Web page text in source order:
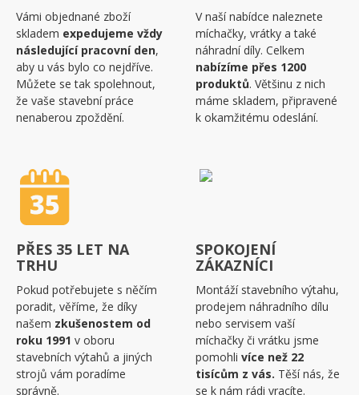
Vámi objednané zboží
skladem expedujeme vždy
následující pracovní den,
aby u vás bylo co nejdříve.
Můžete se tak spolehnout,
že vaše stavební práce
nenaberou zpoždění.
V naší nabídce naleznete
míchačky, vrátky a také
náhradní díly. Celkem
nabízíme přes 1200
produktů. Většinu z nich
máme skladem, připravené
k okamžitému odeslání.
PŘES 35 LET NA
TRHU
Pokud potřebujete s něčím
poradit, věříme, že díky
našem zkušenostem od
roku 1991 v oboru
stavebních výtahů a jiných
strojů vám poradíme
správně.
SPOKOJENÍ
ZÁKAZNÍCI
Montáží stavebního výtahu,
prodejem náhradního dílu
nebo servisem vaší
míchačky či vrátku jsme
pomohli více než 22
tisícům z vás. Těší nás, že
se k nám rádi vracíte.